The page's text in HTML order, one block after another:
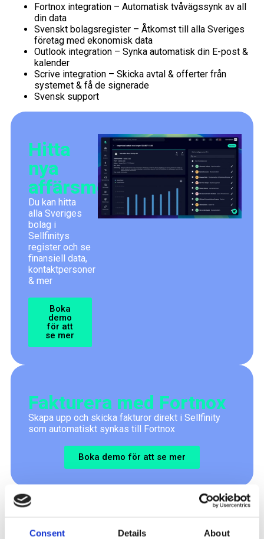
Consent Details About
Fortnox integration – Automatisk tvåvägssynk av all
din data
Svenskt bolagsregister – Åtkomst till alla Sveriges
företag med ekonomisk data
Outlook integration – Synka automatisk din E-post &
kalender
Scrive integration – Skicka avtal & offerter från
systemet & få de signerade
Svensk support
Hitta
nya
affärsmöjligheter
Du kan hitta
alla Sveriges
bolag i
Sellfinitys
register och se
finansiell data,
kontaktpersoner
& mer
Boka
demo
för att
se mer
Fakturera med Fortnox
Skapa upp och skicka fakturor direkt i Sellfinity
som automatiskt synkas till Fortnox
Boka demo för att se mer
Funktioner & integrationer för svenska
företag